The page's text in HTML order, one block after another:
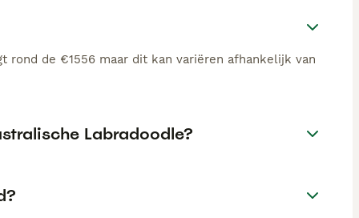
rond de €1556 maar dit kan variëren afhankelijk van
Labradoodle?